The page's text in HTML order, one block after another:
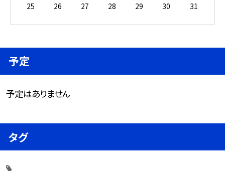
25
26 27 28 29 30 31
予定
予定はありません
タグ